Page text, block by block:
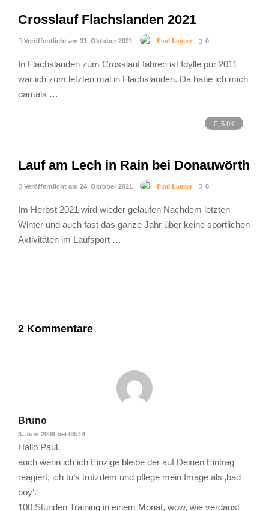
Crosslauf Flachslanden 2021
Veröffentlicht am 31. Oktober 2021 Paul Launer 0
In Flachslanden zum Crosslauf fahren ist Idylle pur 2011
war ich zum letzten mal in Flachslanden. Da habe ich mich
damals …
5.0K
Lauf am Lech in Rain bei Donauwörth
Veröffentlicht am 24. Oktober 2021 Paul Launer 0
Im Herbst 2021 wird wieder gelaufen Nachdem letzten
Winter und auch fast das ganze Jahr über keine sportlichen
Aktivitäten im Laufsport …
2 Kommentare
Bruno
3. Juni 2009 bei 08:14
Hallo Paul,
auch wenn ich ich Einzige bleibe der auf Deinen Eintrag
reagiert, ich tu’s trotzdem und pflege mein Image als ‚bad
boy‘.
100 Stunden Training in einem Monat, wow, wie verdaust